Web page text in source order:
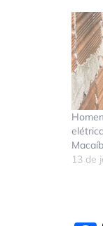
13 de